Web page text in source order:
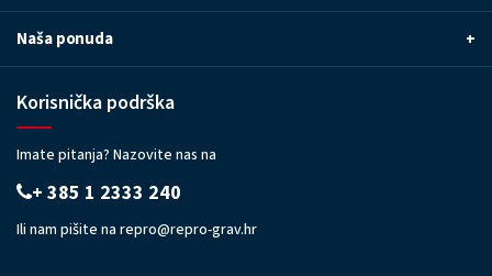
Naša ponuda +
Korisnička podrška
Imate pitanja? Nazovite nas na
+ 385 1 2333 240
Ili nam pišite na repro@repro-grav.hr